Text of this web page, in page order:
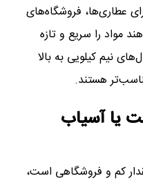
عطاری‌ها، فروشگاه‌های
مواد را سریع و تازه
نیم کیلویی به بالا
هستند.
یا آسیاب
کم و فروشگاهی است،